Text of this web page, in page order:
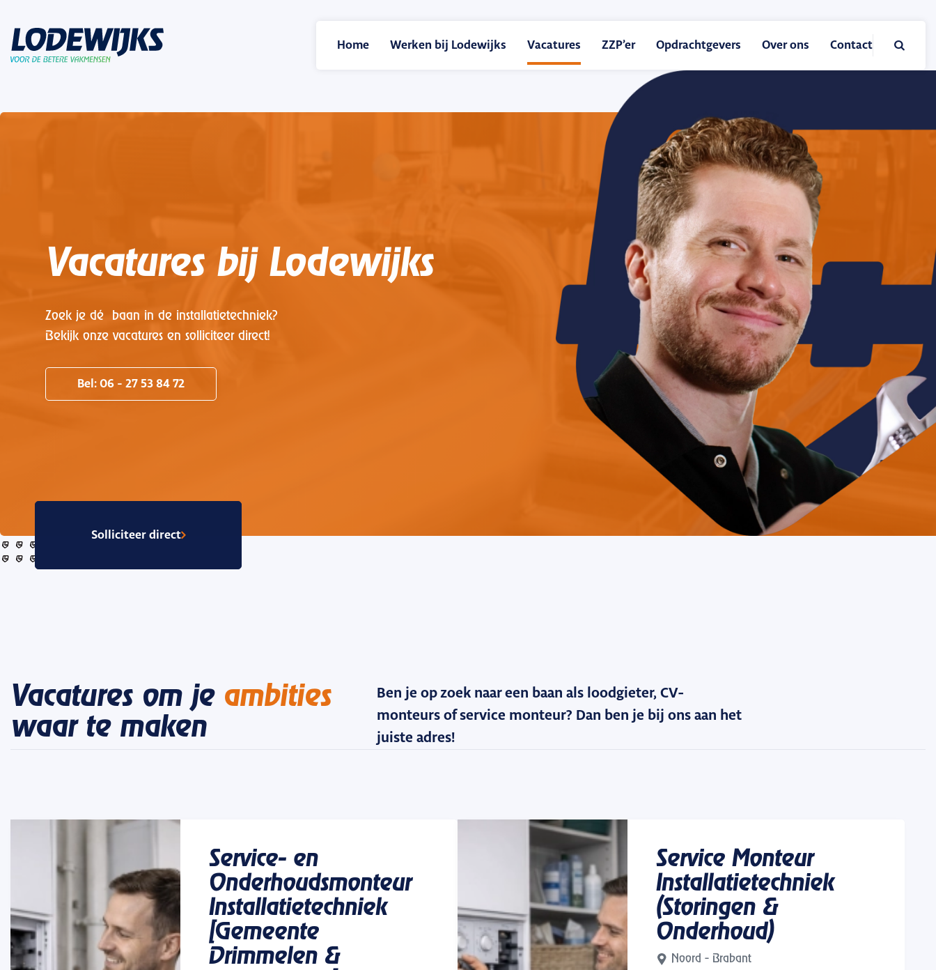
Home Werken bij Lodewijks Vacatures ZZP’er Opdrachtgevers Over ons Contact 
Vacatures bij Lodewijks
Zoek je dé baan in de installatietechniek?
Bekijk onze vacatures en solliciteer direct!
Solliciteer direct
Bel: 06 - 27 53 84 72
Vacatures om je ambities
waar te maken
Ben je op zoek naar een baan als loodgieter, CV-
monteurs of service monteur? Dan ben je bij ons aan het
juiste adres!
Service- en
Onderhoudsmonteur
Installatietechniek
[Gemeente
Drimmelen &
Service Monteur
Installatietechniek
(Storingen &
Onderhoud)
Noord - Brabant